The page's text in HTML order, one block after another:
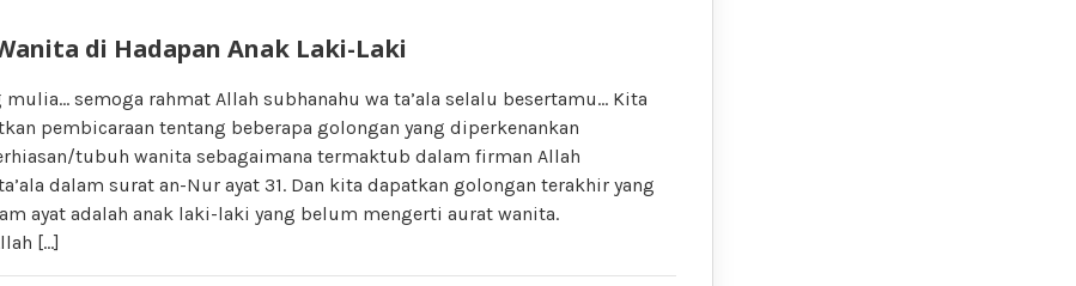
di Hadapan Anak Laki-Laki
mulia… semoga rahmat Allah subhanahu wa ta’ala selalu besertamu… Kita
pembicaraan tentang beberapa golongan yang diperkenankan
tubuh wanita sebagaimana termaktub dalam firman Allah
dalam surat an-Nur ayat 31. Dan kita dapatkan golongan terakhir yang
ayat adalah anak laki-laki yang belum mengerti aurat wanita.
[…]